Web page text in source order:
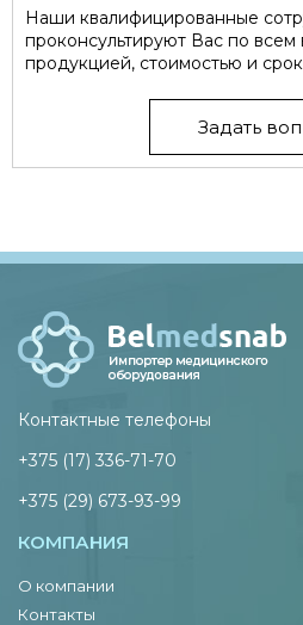
Наши квалифицированные
проконсультируют Вас по
продукцией, стоимостью и
Задать
Контактные телефоны
+375 (17) 336-71-70
+375 (29) 673-93-99
КОМПАНИЯ
О компании
Контакты